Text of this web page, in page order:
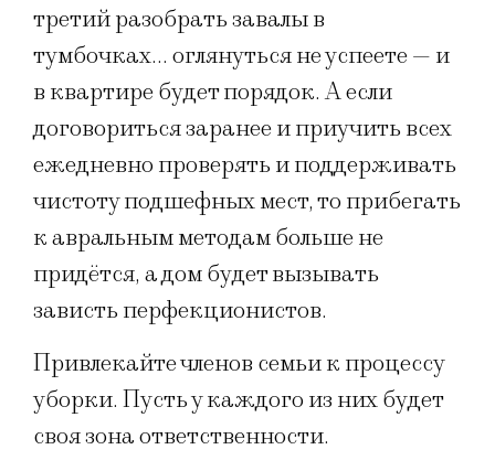
третий разобрать завалы в
тумбочках… оглянуться не успеете — и
в квартире будет порядок. А если
договориться заранее и приучить всех
ежедневно проверять и поддерживать
чистоту подшефных мест, то прибегать
к авральным методам больше не
придётся, а дом будет вызывать
зависть перфекционистов.
Привлекайте членов семьи к процессу
уборки. Пусть у каждого из них будет
своя зона ответственности.